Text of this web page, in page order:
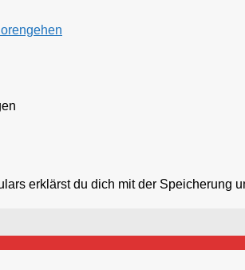
erklärst du dich mit der Speicherung